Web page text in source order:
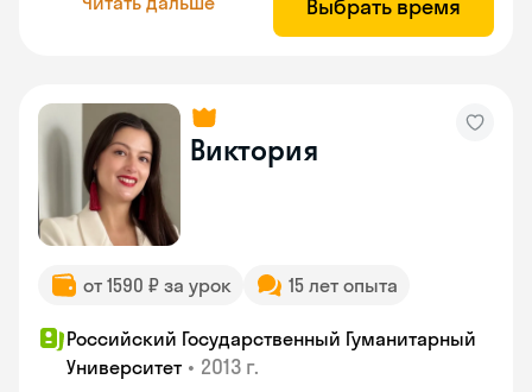
Выбрать время
Виктория
от 1590 ₽ за урок 15 лет опыта
Российский Государственный Гуманитарный
Университет • 2013 г.